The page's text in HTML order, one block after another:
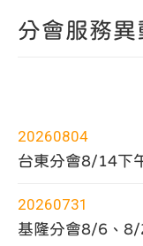
分會服務異
20260804
台東分會8/14下
20260731
基隆分會8/6、8/